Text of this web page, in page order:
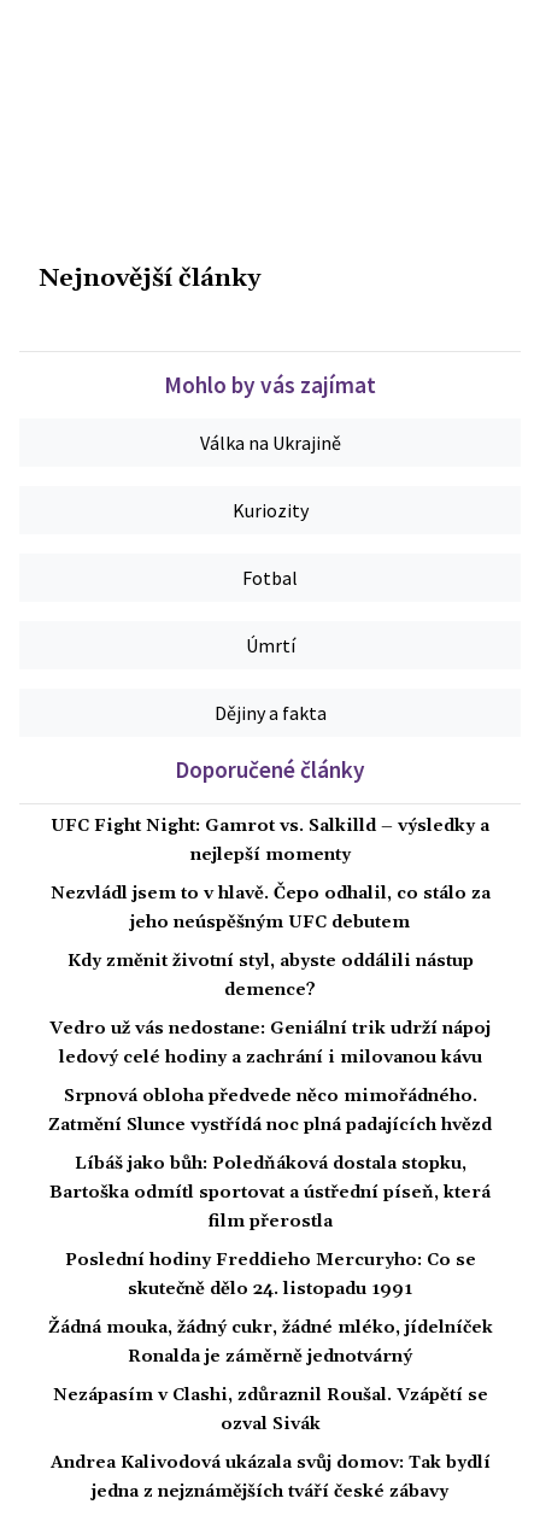
Nejnovější články
Mohlo by vás zajímat
Válka na Ukrajině
Kuriozity
Fotbal
Úmrtí
Dějiny a fakta
Doporučené články
UFC Fight Night: Gamrot vs. Salkilld – výsledky a
nejlepší momenty
Nezvládl jsem to v hlavě. Čepo odhalil, co stálo za
jeho neúspěšným UFC debutem
Kdy změnit životní styl, abyste oddálili nástup
demence?
Vedro už vás nedostane: Geniální trik udrží nápoj
ledový celé hodiny a zachrání i milovanou kávu
Srpnová obloha předvede něco mimořádného.
Zatmění Slunce vystřídá noc plná padajících hvězd
Líbáš jako bůh: Poledňáková dostala stopku,
Bartoška odmítl sportovat a ústřední píseň, která
film přerostla
Poslední hodiny Freddieho Mercuryho: Co se
skutečně dělo 24. listopadu 1991
Žádná mouka, žádný cukr, žádné mléko, jídelníček
Ronalda je záměrně jednotvárný
Nezápasím v Clashi, zdůraznil Roušal. Vzápětí se
ozval Sivák
Andrea Kalivodová ukázala svůj domov: Tak bydlí
jedna z nejznámějších tváří české zábavy